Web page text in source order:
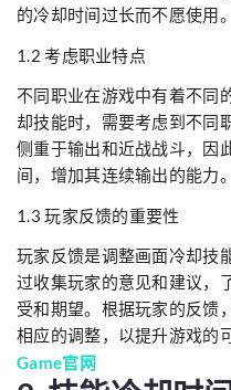
的冷却时间过长而不愿使用。
1.2 考虑职业特点
不同职业在游戏中有着不同
却技能时，需要考虑到不同
侧重于输出和近战战斗，因
间，增加其连续输出的能力。
1.3 玩家反馈的重要性
玩家反馈是调整画面冷却技
过收集玩家的意见和建议，
受和期望。根据玩家的反馈
相应的调整，以提升游戏的
Game官网